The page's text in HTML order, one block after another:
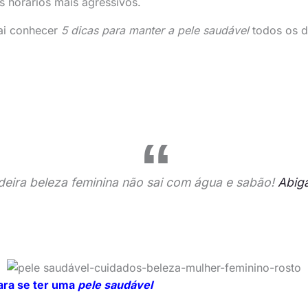
conhecer 5 dicas para manter a pele saudáveltodos os
beleza feminina não sai com água e sabão!
se ter uma pele saudável